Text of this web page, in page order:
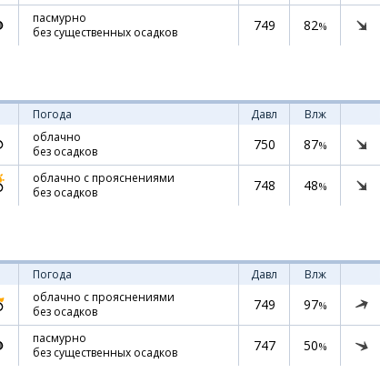
пасмурно
без существенных осадков
749 82%
Погода Давл Влж
облачно
без осадков
750 87%
облачно с прояснениями
без осадков
748 48%
Погода Давл Влж
облачно с прояснениями
без осадков
749 97%
пасмурно
без существенных осадков
747 50%